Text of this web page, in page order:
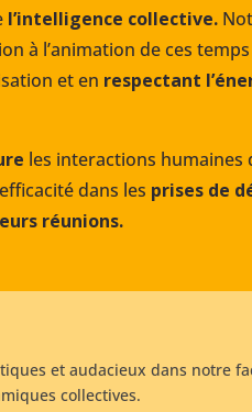
l’intelligence collective.
à l’animation de ces
et en respectant
les interactions humaines
dans les prises de
réunions.
et audacieux dans notre
collectives.